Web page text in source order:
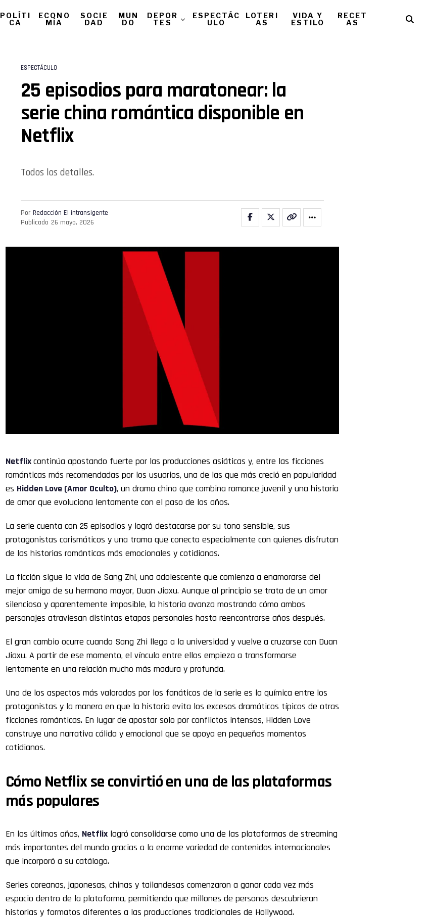
POLÍTI
CA
ECONO
MÍA
SOCIE
DAD
MUN
DO
DEPOR
TES
ESPECTÁC
ULO
LOTERI
AS
VIDA Y
ESTILO
RECET
AS
ESPECTÁCULO
25 episodios para maratonear: la
serie china romántica disponible en
Netflix
Todos los detalles.
Por Redacción El intransigente
Publicado 26 mayo, 2026
Netflixcontinúa apostando fuerte por las producciones asiáticas y, entre las ficciones
románticas más recomendadas por los usuarios, una de las que más creció en popularidad
es Hidden Love (Amor Oculto), un drama chino que combina romance juvenil y una historia
de amor que evoluciona lentamente con el paso de los años.
La serie cuenta con 25 episodios y logró destacarse por su tono sensible, sus
protagonistas carismáticos y una trama que conecta especialmente con quienes disfrutan
de las historias románticas más emocionales y cotidianas.
La ficción sigue la vida de Sang Zhi, una adolescente que comienza a enamorarse del
mejor amigo de su hermano mayor, Duan Jiaxu. Aunque al principio se trata de un amor
silencioso y aparentemente imposible, la historia avanza mostrando cómo ambos
personajes atraviesan distintas etapas personales hasta reencontrarse años después.
El gran cambio ocurre cuando Sang Zhi llega a la universidad y vuelve a cruzarse con Duan
Jiaxu. A partir de ese momento, el vínculo entre ellos empieza a transformarse
lentamente en una relación mucho más madura y profunda.
Uno de los aspectos más valorados por los fanáticos de la serie es la química entre los
protagonistas y la manera en que la historia evita los excesos dramáticos típicos de otras
ficciones románticas. En lugar de apostar solo por conflictos intensos, Hidden Love
construye una narrativa cálida y emocional que se apoya en pequeños momentos
cotidianos.
Cómo Netflix se convirtió en una de las plataformas
más populares
En los últimos años, Netflix logró consolidarse como una de las plataformas de streaming
más importantes del mundo gracias a la enorme variedad de contenidos internacionales
que incorporó a su catálogo.
Series coreanas, japonesas, chinas y tailandesas comenzaron a ganar cada vez más
espacio dentro de la plataforma, permitiendo que millones de personas descubrieran
historias y formatos diferentes a las producciones tradicionales de Hollywood.